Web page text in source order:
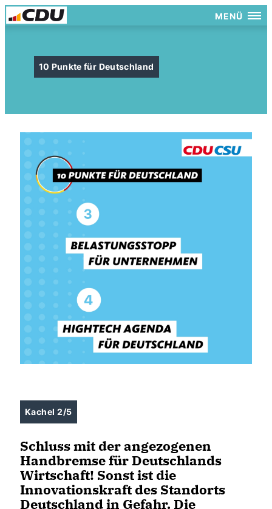
MENÜ
10 Punkte für Deutschland
Kachel 2/5
Schluss mit der angezogenen
Handbremse für Deutschlands
Wirtschaft! Sonst ist die
Innovationskraft des Standorts
Deutschland in Gefahr. Die